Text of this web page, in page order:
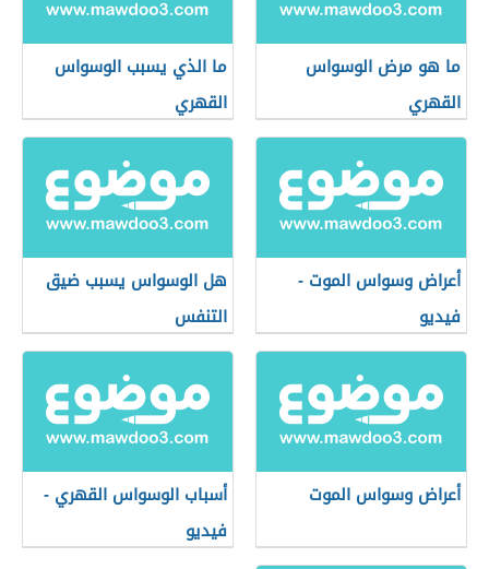
ما هو مرض الوسواس
القهري
ما الذي يسبب الوسواس
القهري
أعراض وسواس الموت -
فيديو
هل الوسواس يسبب ضيق
التنفس
أعراض وسواس الموت
أسباب الوسواس القهري -
فيديو